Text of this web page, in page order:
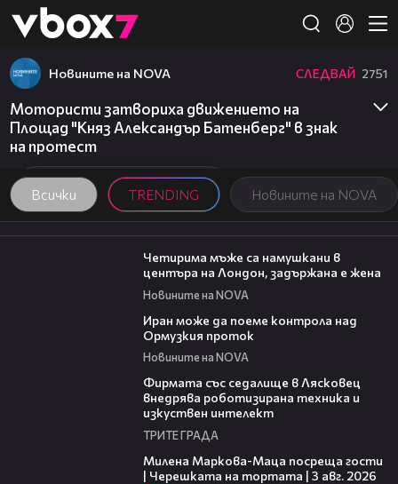
👾
Всички TRENDING Новините на NOVA
Новините на NOVA СЛЕДВАЙ 2751
Мотористи затвориха движението на
Площад "Княз Александър Батенберг" в знак
на протест
00:39
Четирима мъже са намушкани в
центъра на Лондон, задържана е жена
Новините на NOVA
Иран може да поеме контрола над
Ормузкия проток
Новините на NOVA
Фирмата със седалище в Лясковец
внедрява роботизирана техника и
изкуствен интелект
ТРИТЕ ГРАДА
Милена Маркова-Маца посреща гости
| Черешката на тортата | 3 авг. 2026